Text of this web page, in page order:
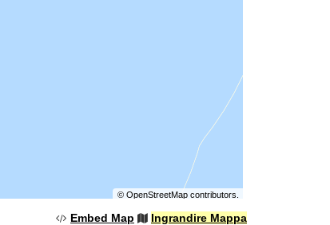
© OpenStreetMapcontributors.
Embed Map Ingrandire Mappa